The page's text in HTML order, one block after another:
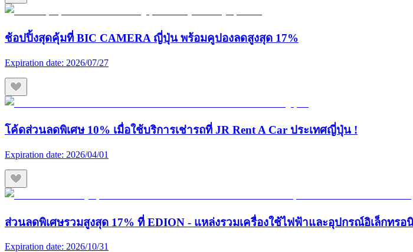
ช้อปปิ้งสุดคุ้มที่ BIC CAMERA ญี่ปุ่น พร้อมคูปองลดสูงสุด 17%
Expiration date: 2026/07/27
โค้ดส่วนลดพิเศษ 10% เมื่อใช้บริการเช่ารถที่ JR Rent A Car ประเทศญี่ปุ่น !
Expiration date: 2026/04/01
ส่วนลดพิเศษรวมสูงสุด 17% ที่ EDION - แหล่งรวมเครื่องใช้ไฟฟ้าและอุปกรณ์อิเล็กทร
Expiration date: 2026/10/31